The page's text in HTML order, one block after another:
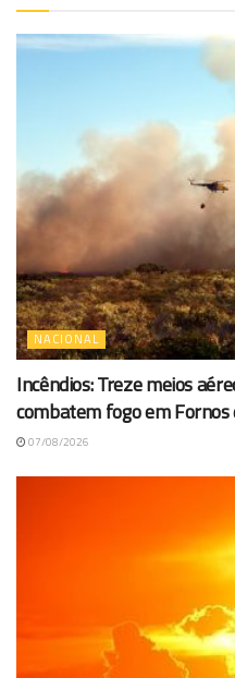
NACIONAL
Incêndios: Treze meios
combatem fogo em Fornos
07/08/2026